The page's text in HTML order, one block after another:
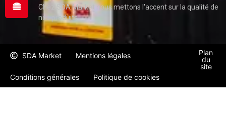
Chez SDA Market nous mettons l'accent sur la qualité de
nos produits
SDA Market Mentions légales
Conditions générales Politique de cookies
Plan
du
site